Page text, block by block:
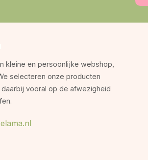
kleine en persoonlijke webshop,
selecteren onze producten
vooral op de afwezigheid